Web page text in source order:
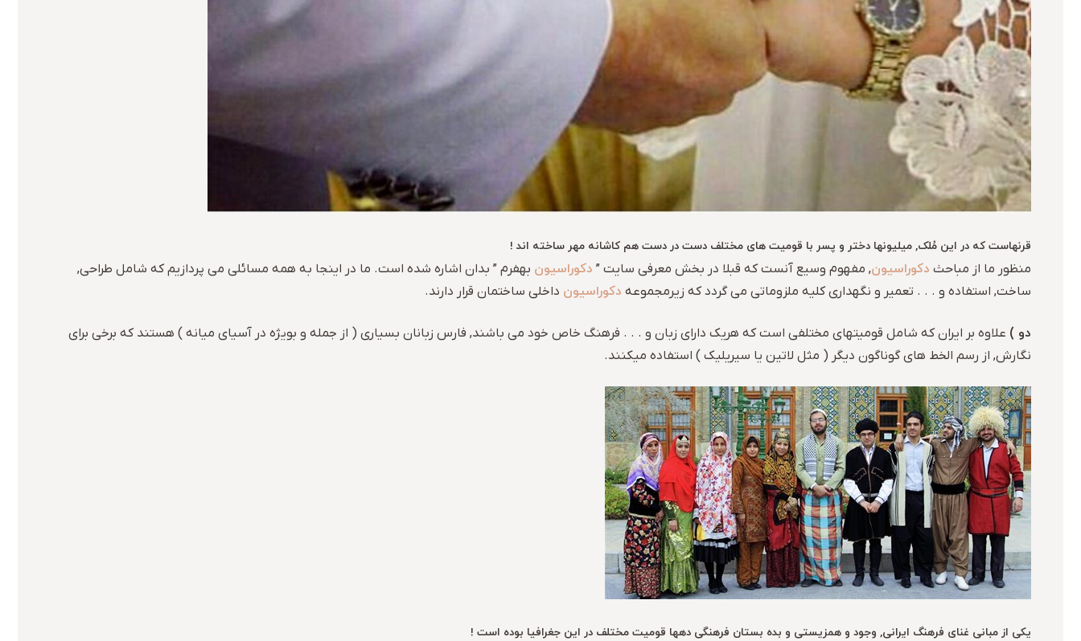
قرنهاست که در این مُلک, میلیونها دختر و پسر با قومیت های مختلف دست در دست هم کاشانه مهر ساخته اند !
منظور ما از مباحث دکوراسیون, مفهوم وسیع آنست که قبلا در بخش معرفی سایت ” دکوراسیون بهفرم ” بدان اشاره شده است. ما در اینجا به همه مسائلی می پردازیم که شامل طراحی,
ساخت, استفاده و . . . تعمیر و نگهداری کلیه ملزوماتی می گردد که زیرمجموعه دکوراسیون داخلی ساختمان قرار دارند.
دو ) علاوه بر ایران که شامل قومیتهای مختلفی است که هریک دارای زبان و . . . فرهنگ خاص خود می باشند, فارس زبانان بسیاری ( از جمله و بویژه در آسیای میانه ) هستند که برخی برای
نگارش, از رسم الخط های گوناگون دیگر ( مثل لاتین یا سیریلیک ) استفاده میکنند.
یکی از مبانی غنای فرهنگ ایرانی, وجود و همزیستی و بده بستان فرهنگی دهها قومیت مختلف در این جغرافیا بوده است !